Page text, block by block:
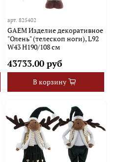
арт. 825402
GAEM Изделие декоративное
"Олень" (телескоп ноги), L92
W43 H190/108 см
43733.00 руб
В корзину